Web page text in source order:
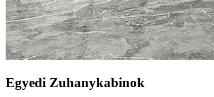
Egyedi Zuhanykabinok